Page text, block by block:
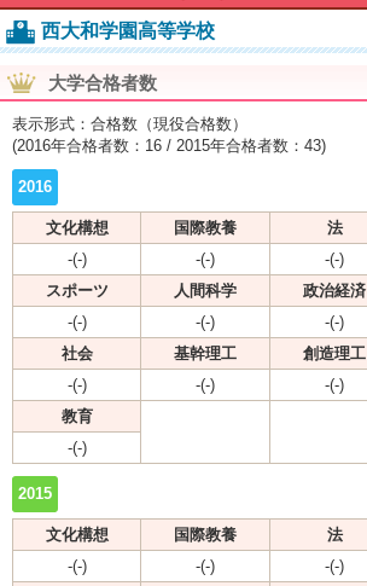
西大和学園高等学校
大学合格者数
表示形式：合格数（現役合格数）
(2016年合格者数：16 / 2015年合格者数：43)
2016
文化構想 国際教養 法
-(-)
-(-) -(-)
スポーツ
人間科学 政治経済
-(-)
-(-) -(-)
社会
基幹理工 創造理工
-(-)
-(-) -(-)
教育
-(-)
2015
文化構想 国際教養 法
-(-)
-(-) -(-)